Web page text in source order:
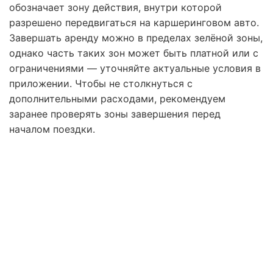
обозначает зону действия, внутри которой
разрешено передвигаться на каршеринговом авто.
Завершать аренду можно в пределах зелёной зоны,
однако часть таких зон может быть платной или с
ограничениями — уточняйте актуальные условия в
приложении. Чтобы не столкнуться с
дополнительными расходами, рекомендуем
заранее проверять зоны завершения перед
началом поездки.